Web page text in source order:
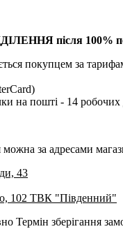
після 100%
покупцем за
на пошті - 14
за адресами
43
102 ТВК "Південний"
Термін зберігання